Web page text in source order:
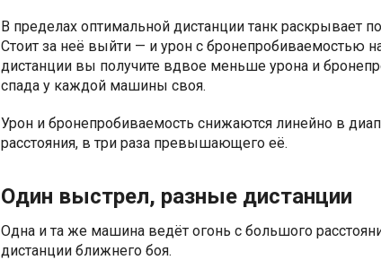
В пределах оптимальной дистанции танк раскрывает
Стоит за неё выйти — и урон с бронепробиваемостью
дистанции вы получите вдвое меньше урона и
спада у каждой машины своя.
Урон и бронепробиваемость снижаются линейно в
расстояния, в три раза превышающего её.
Один выстрел, разные дистанции
Одна и та же машина ведёт огонь с большого
дистанции ближнего боя.